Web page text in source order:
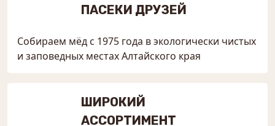
ПАСЕКИ ДРУЗЕЙ
Собираем мёд с 1975 года в экологически чистых
и заповедных местах Алтайского края
ШИРОКИЙ
АССОРТИМЕНТ